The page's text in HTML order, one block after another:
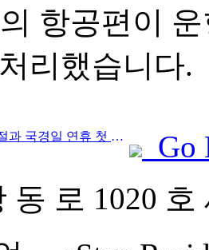
항공편이
리했습니다.
Prev:상하이는 중추절과 국경일 연휴 첫 4일간 1,511만 명이 넘는 방문객을 맞이했는데, 이는 전년 대비 20% 이상 증가한 수치입니다.
Go
동 로 1020